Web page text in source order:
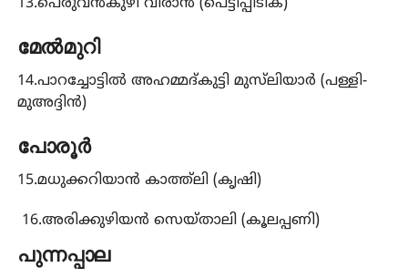
മേൽമുറി
14.പാറച്ചോട്ടിൽ അഹമ്മദ്കുട്ടി മുസ്‌ലിയാർ (പള്ളി-
മുഅദ്ദിൻ)
പോരൂർ
15.മധുക്കറിയാൻ കാത്ത്‌ലി (കൃഷി)
16.അരിക്കുഴിയൻ സെയ്താലി (കൂലപ്പണി)
പുന്നപ്പാല